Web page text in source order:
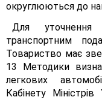
округлюються до
Для уточнення
транспортним
Товариство має
13 Методики
легкових
Кабінету